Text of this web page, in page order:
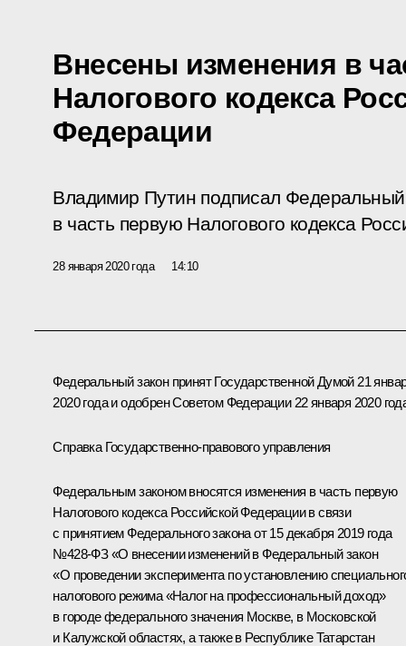
Внесены изменения в
Налогового кодекса
Федерации
Владимир Путин подписал
в часть первую Налогового кодекса
28 января 2020 года 14:10
Федеральный закон принят Государственной Думой 21
2020 года и одобрен Советом Федерации 22 января 2020
Справка Государственно-правового управления
Федеральным законом вносятся изменения в часть первую
Налогового кодекса Российской Федерации в связи
с принятием Федерального закона от 15 декабря 2019 года
№428-ФЗ «О внесении изменений в Федеральный закон
«О проведении эксперимента по установлению
налогового режима «Налог на профессиональный доход»
в городе федерального значения Москве, в Московской
и Калужской областях, а также в Республике Татарстан